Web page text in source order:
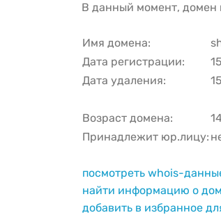
В данный момент, домен
Имя домена:
Дата регистрации:
Дата удаления:
Возраст домена:
Принадлежит юр.лицу:
посмотреть whois-
найти информацию о
добавить в избранное